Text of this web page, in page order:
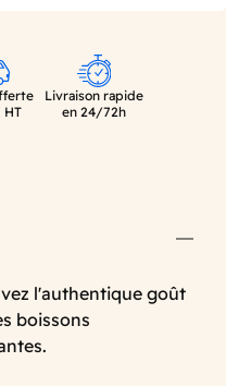
HT
Livraison rapide
en 24/72h
l'authentique goût
boissons